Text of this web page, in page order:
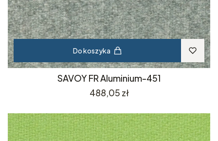
Do koszyka
SAVOY FR Aluminium-451
Cena
488,05 zł